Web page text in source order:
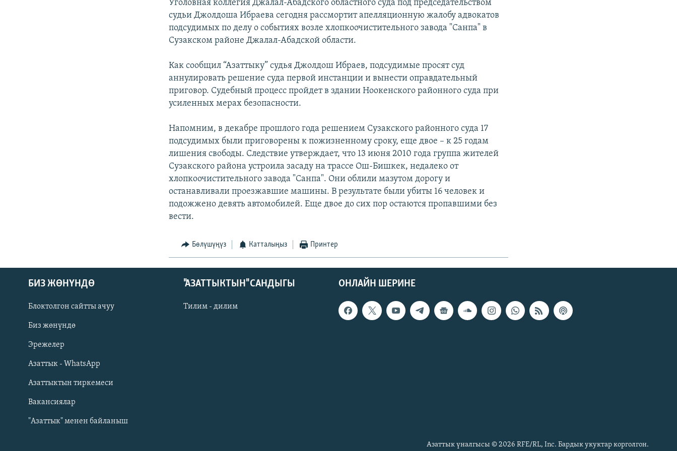
Русский
ОНЛАЙН ШЕРИНЕ
Уголовная коллегия Джалал-Абадского областного суда под председательством
судьи Джолдоша Ибраева сегодня рассмортит апелляционную жалобу адвокатов
подсудимых по делу о событиях возле хлопкоочистительного завода "Санпа" в
Сузакском районе Джалал-Абадской области.
Как сообщил “Азаттыку” судья Джолдош Ибраев, подсудимые просят суд
аннулировать решение суда первой инстанции и вынести оправдательный
приговор. Судебный процесс пройдет в здании Ноокенского районного суда при
усиленных мерах безопасности.
Напомним, в декабре прошлого года решением Сузакского районного суда 17
подсудимых были приговорены к пожизненному сроку, еще двое – к 25 годам
лишения свободы. Следствие утверждает, что 13 июня 2010 года группа жителей
Сузакского района устроила засаду на трассе Ош-Бишкек, недалеко от
хлопкоочистительного завода "Санпа". Они облили мазутом дорогу и
останавливали проезжавшие машины. В результате были убиты 16 человек и
подожжено девять автомобилей. Еще двое до сих пор остаются пропавшими без
вести.
Бөлүшүңүз Катталыңыз Принтер
ОНЛАЙН ШЕРИНЕ
БИЗ ЖӨНҮНДӨ
Блоктолгон сайтты ачуу
Биз жөнүндө
Эрежелер
Азаттык - WhatsApp
Азаттыктын тиркемеси
Вакансиялар
"Азаттык" менен байланыш
"АЗАТТЫКТЫН" САНДЫГЫ
Тилим - дилим
Азаттык үналгысы © 2026 RFE/RL, Inc. Бардык укуктар корголгон.